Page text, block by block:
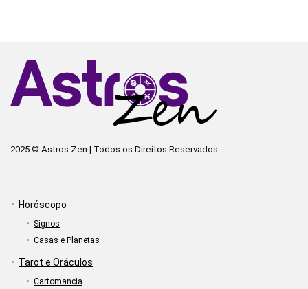
2025 © Astros Zen | Todos os Direitos Reservados
Horóscopo
Signos
Casas e Planetas
Tarot e Oráculos
Cartomancia